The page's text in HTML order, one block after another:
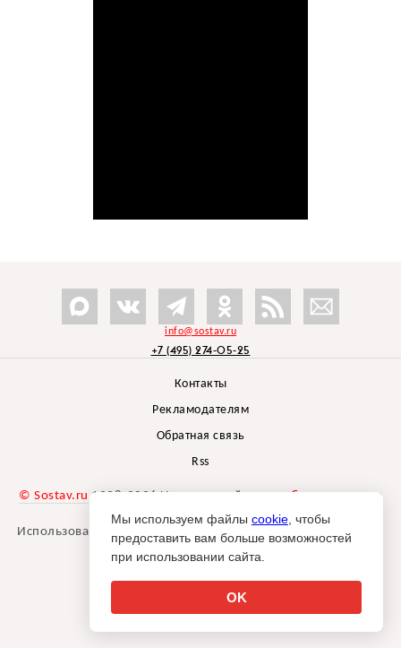
info@sostav.ru
+7 (495) 274-05-25
Контакты
Рекламодателям
Обратная связь
Rss
© Sostav.ru 1998-2026 Независимый проектбрендингового
агентства Depot
Использование материалов Sostav.ru допустимо только при
указании источника.
Мы используем файлы cookie , чтобы
предоставить вам больше возможностей
при использовании сайта.
OK